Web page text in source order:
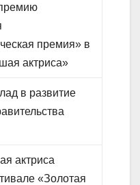
премия» в
актриса»
в развитие
актриса
«Золотая